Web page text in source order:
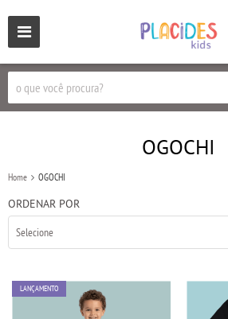
OGOCHI
Home OGOCHI
ORDENAR POR
Selecione
LANÇAMENTO